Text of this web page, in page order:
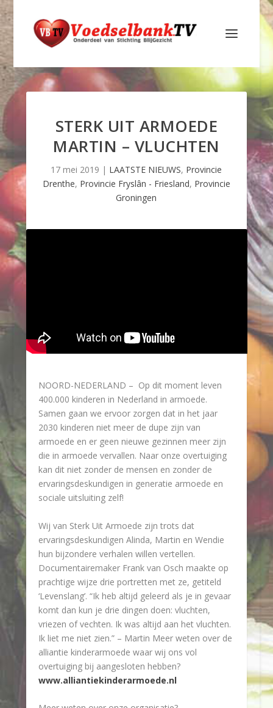
STERK UIT ARMOEDE
MARTIN – VLUCHTEN
17 mei 2019 | LAATSTE NIEUWS, Provincie
Drenthe, Provincie Fryslân - Friesland, Provincie
Groningen
NOORD-NEDERLAND – Op dit moment leven
400.000 kinderen in Nederland in armoede.
Samen gaan we ervoor zorgen dat in het jaar
2030 kinderen niet meer de dupe zijn van
armoede en er geen nieuwe gezinnen meer zijn
die in armoede vervallen. Naar onze overtuiging
kan dit niet zonder de mensen en zonder de
ervaringsdeskundigen in generatie armoede en
sociale uitsluiting zelf!
Wij van Sterk Uit Armoede zijn trots dat
ervaringsdeskundigen Alinda, Martin en Wendie
hun bijzondere verhalen willen vertellen.
Documentairemaker Frank van Osch maakte op
prachtige wijze drie portretten met ze, getiteld
‘Levenslang’. “Ik heb altijd geleerd als je in gevaar
komt dan kun je drie dingen doen: vluchten,
vriezen of vechten. Ik was altijd aan het vluchten.
Ik liet me niet zien.” – Martin Meer weten over de
alliantie kinderarmoede waar wij ons vol
overtuiging bij aangesloten hebben?
www.alliantiekinderarmoede.nl